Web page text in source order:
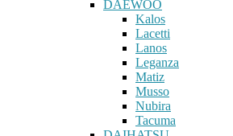
DAEWOO
Kalos
Lacetti
Lanos
Leganza
Matiz
Musso
Nubira
Tacuma